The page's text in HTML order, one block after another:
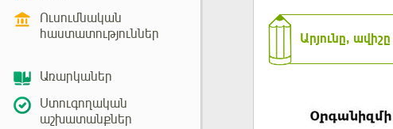
Ուսումնական
հաստատություններ
Առարկաներ
Ստուգողական
աշխատանքներ
Արյունը, ավիշը